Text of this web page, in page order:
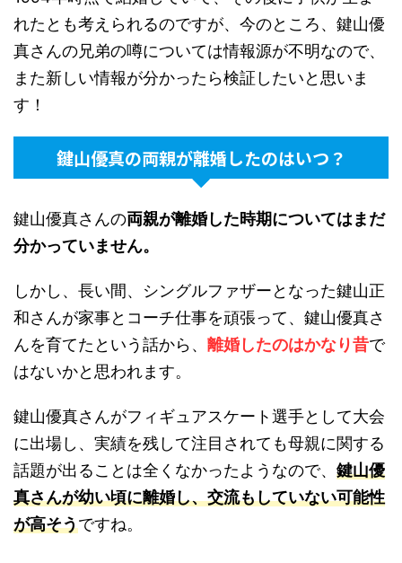
れたとも考えられるのですが、今のところ、鍵山優
真さんの兄弟の噂については情報源が不明なので、
また新しい情報が分かったら検証したいと思いま
す！
鍵山優真の両親が離婚したのはいつ？
鍵山優真さんの両親が離婚した時期についてはまだ
分かっていません。
しかし、長い間、シングルファザーとなった鍵山正
和さんが家事とコーチ仕事を頑張って、鍵山優真さ
んを育てたという話から、 離婚したのはかなり昔で
はないかと思われます。
鍵山優真さんがフィギュアスケート選手として大会
に出場し、実績を残して注目されても母親に関する
話題が出ることは全くなかったようなので、 鍵山優
真さんが幼い頃に離婚し、交流もしていない可能性
が高そうですね。